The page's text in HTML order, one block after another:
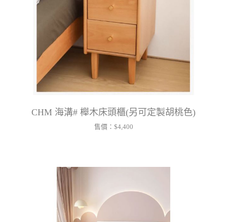
CHM 海溝# 櫸木床頭櫃(另可定製胡桃色)
售價： $4,400